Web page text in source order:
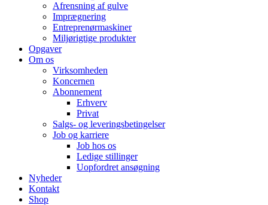
Afrensning af gulve
Imprægnering
Entreprenørmaskiner
Miljørigtige produkter
Opgaver
Om os
Virksomheden
Koncernen
Abonnement
Erhverv
Privat
Salgs- og leveringsbetingelser
Job og karriere
Job hos os
Ledige stillinger
Uopfordret ansøgning
Nyheder
Kontakt
Shop